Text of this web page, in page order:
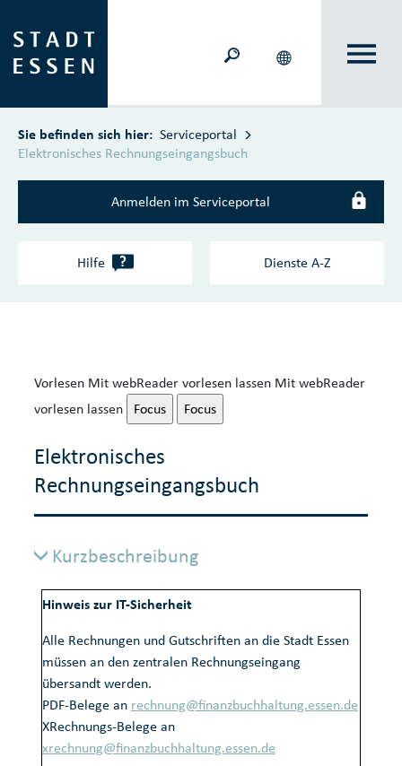
Sie befinden sich hier: Serviceportal
Elektronisches Rechnungseingangsbuch
Anmelden im Serviceportal
Hilfe ? Dienste A‑Z
Vorlesen Mit webReader vorlesen lassen Mit webReader
vorlesen lassen
Focus Focus
Elektronisches
Rechnungseingangsbuch
Kurzbeschreibung
Hinweis zur IT-Sicherheit
Alle Rechnungen und Gutschriften an die Stadt Essen
müssen an den zentralen Rechnungseingang
übersandt werden.
PDF-Belege an rechnung@finanzbuchhaltung.essen.de
XRechnungs-Belege an
xrechnung@finanzbuchhaltung.essen.de